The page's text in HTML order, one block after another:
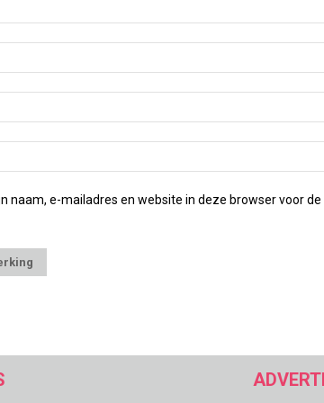
naam, e-mailadres en website in deze browser voor